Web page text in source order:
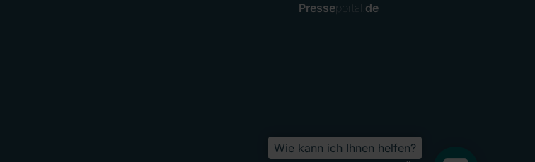
Presseportal. de
Wie kann ich Ihnen helfen?